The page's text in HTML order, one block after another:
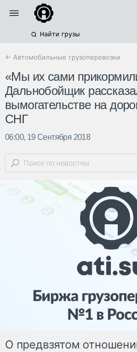
Найти грузы
← Автомобильные грузоперевозки
«Мы их сами
Дальнобойщик
вымогательстве на
СНГ
06:00, 19 Сентября 2018
О предвзятом